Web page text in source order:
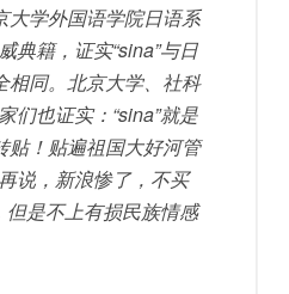
大学外国语学院日语系
典籍，证实“sina”与日
相同。北京大学、社科
们也证实：“sina”就是
贴！贴遍祖国大好河管
说，新浪惨了，不买
是不上有损民族情感